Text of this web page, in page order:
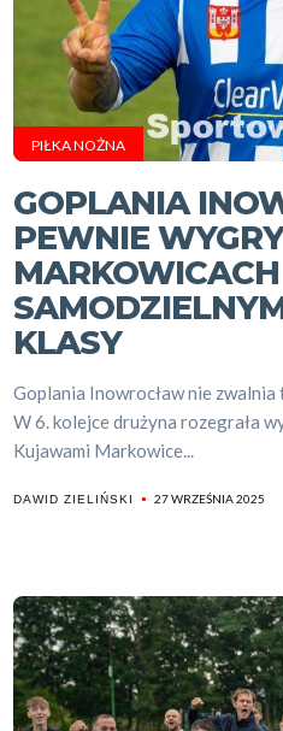
PIŁKA NOŻNA
GOPLANIA
PEWNIE
KLASY
Goplania Inowrocław nie
W 6. kolejce drużyna rozegrała
Kujawami Markowice...
DAWID ZIELIŃSKI 27 WRZEŚNIA 2025